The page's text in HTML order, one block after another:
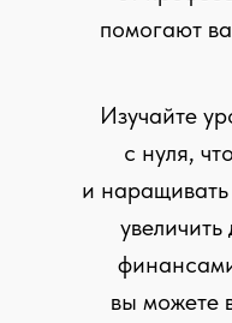
помогают
Изучайте
с нуля,
и наращивать
вы можете